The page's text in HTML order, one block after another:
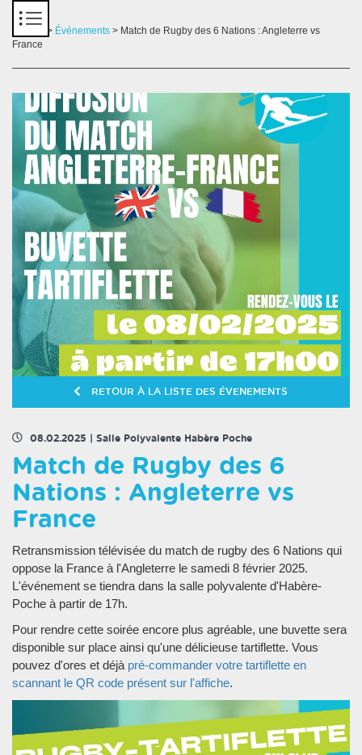
> Événements > Match de Rugby des 6 Nations : Angleterre vs
France
RETOUR À LA LISTE DES ÉVENEMENTS
08.02.2025 Salle Polyvalente Habère Poche
Match de Rugby des 6
Nations : Angleterre vs
France
Retransmission télévisée du match de rugby des 6 Nations qui
oppose la France à l'Angleterre le samedi 8 février 2025.
L'événement se tiendra dans la salle polyvalente d'Habère-
Poche à partir de 17h.
Pour rendre cette soirée encore plus agréable, une buvette sera
disponible sur place ainsi qu'une délicieuse tartiflette. Vous
pouvez d'ores et déjà pré-commander votre tartiflette en
scannant le QR code présent sur l'affiche.